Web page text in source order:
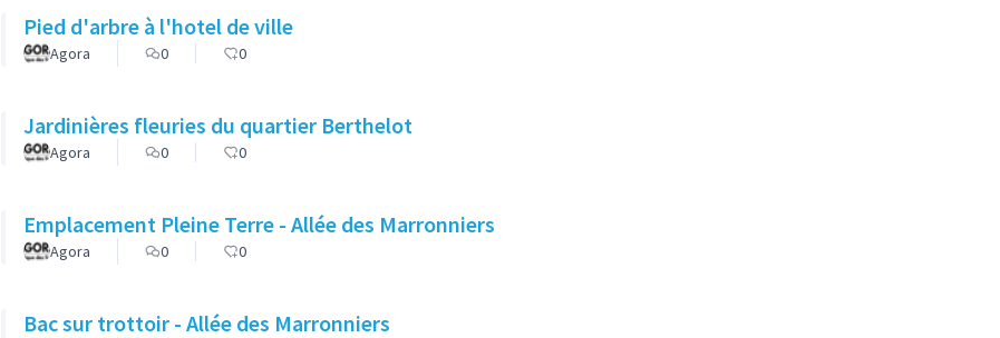
Pied d'arbre à l'hotel de ville
Agora 0 0
Jardinières fleuries du quartier Berthelot
Agora 0 0
Emplacement Pleine Terre - Allée des Marronniers
Agora 0 0
Bac sur trottoir - Allée des Marronniers